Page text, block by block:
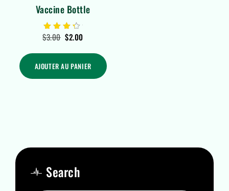
Vaccine Bottle
Note
4.00
$3.00 $2.00
AJOUTER AU PANIER
Search